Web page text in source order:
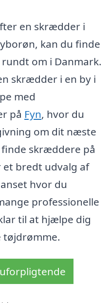
en skrædder i
kan du finde
om i Danmark.
skrædder i en by i
med
på Fyn, hvor du
om dit næste
skræddere på
et bredt udvalg af
hvor du
professionelle
til at hjælpe dig
tøjdrømme.